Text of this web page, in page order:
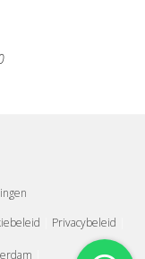
Privacybeleid